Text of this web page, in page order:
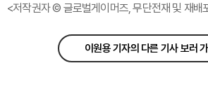
<저작권자 © 글로벌게이머즈, 무단전재 및 재배
이원용 기자의 다른 기사 보러